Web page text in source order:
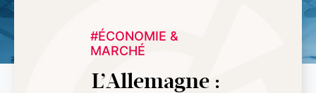
#ÉCONOMIE &
MARCHÉ
L’Allemagne :